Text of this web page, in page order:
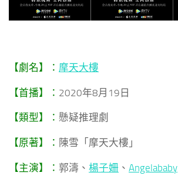
【劇名】： 摩天大樓
【首播】： 2020年8月19日
【類型】： 懸疑推理劇
【原著】： 陳雪「摩天大樓」
【主演】： 郭濤、 楊子姍 、 Angelababy